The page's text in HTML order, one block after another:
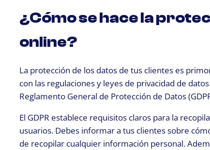
¿Cómo se hace la
online?
La protección de los datos de tus clientes es
con las regulaciones y leyes de privacidad de
Reglamento General de Protección de Datos
El GDPR establece requisitos claros para la
usuarios. Debes informar a tus clientes sobre
de recopilar cualquier información personal.